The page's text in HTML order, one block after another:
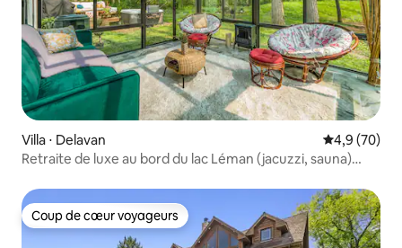
Villa ⋅ Delavan Évaluation
4,9 (70)
Retraite de luxe au bord du lac Léman (jacuzzi, sauna)
Coup de cœur voyageurs
Coup de cœur voyageurs